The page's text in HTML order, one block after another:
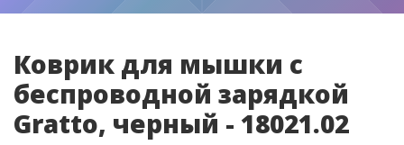
Коврик для мышки с
беспроводной зарядкой
Gratto, черный - 18021.02